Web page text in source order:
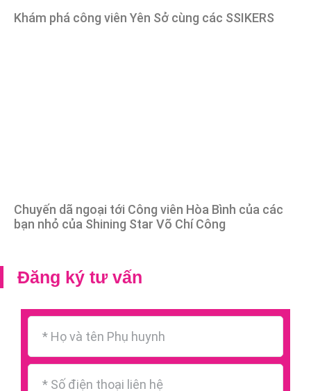
Khám phá công viên Yên Sở cùng các SSIKERS
Chuyến dã ngoại tới Công viên Hòa Bình của các
bạn nhỏ của Shining Star Võ Chí Công
Đăng ký tư vấn